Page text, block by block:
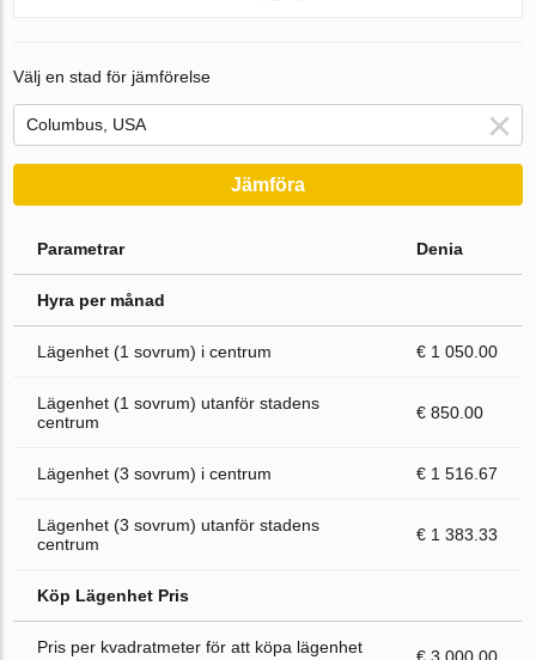
Välj en stad för jämförelse
Jämföra
Parametrar Denia
Hyra per månad
Lägenhet (1 sovrum) i centrum € 1 050.00
Lägenhet (1 sovrum) utanför stadens
centrum
€ 850.00
Lägenhet (3 sovrum) i centrum € 1 516.67
Lägenhet (3 sovrum) utanför stadens
centrum
€ 1 383.33
Köp Lägenhet Pris
Pris per kvadratmeter för att köpa lägenhet